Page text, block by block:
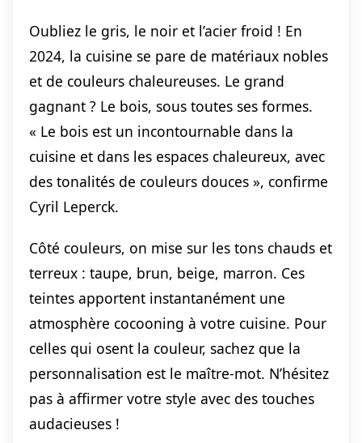
Oubliez le gris, le noir et l’acier froid ! En
2024, la cuisine se pare de matériaux nobles
et de couleurs chaleureuses. Le grand
gagnant ? Le bois, sous toutes ses formes.
« Le bois est un incontournable dans la
cuisine et dans les espaces chaleureux, avec
des tonalités de couleurs douces », confirme
Cyril Leperck.
Côté couleurs, on mise sur les tons chauds et
terreux : taupe, brun, beige, marron. Ces
teintes apportent instantanément une
atmosphère cocooning à votre cuisine. Pour
celles qui osent la couleur, sachez que la
personnalisation est le maître-mot. N’hésitez
pas à affirmer votre style avec des touches
audacieuses !